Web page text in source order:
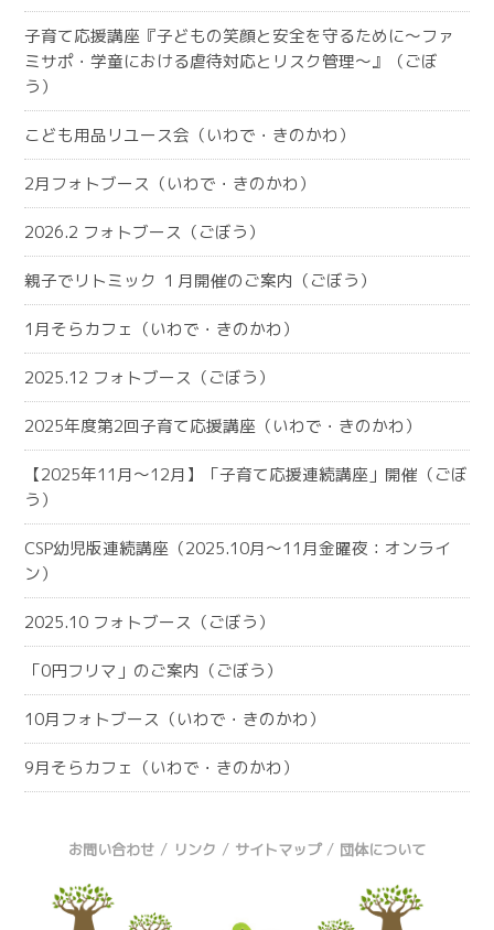
子育て応援講座『子どもの笑顔と安全を守るために～ファ
ミサポ・学童における虐待対応とリスク管理～』（ごぼ
う）
こども用品リユース会（いわで・きのかわ）
2月フォトブース（いわで・きのかわ）
2026.2 フォトブース（ごぼう）
親子でリトミック １月開催のご案内（ごぼう）
1月そらカフェ（いわで・きのかわ）
2025.12 フォトブース（ごぼう）
2025年度第2回子育て応援講座（いわで・きのかわ）
【2025年11月～12月】「子育て応援連続講座」開催（ごぼ
う）
CSP幼児版連続講座（2025.10月～11月金曜夜：オンライ
ン）
2025.10 フォトブース（ごぼう）
「0円フリマ」のご案内（ごぼう）
10月フォトブース（いわで・きのかわ）
9月そらカフェ（いわで・きのかわ）
お問い合わせ / リンク / サイトマップ / 団体について